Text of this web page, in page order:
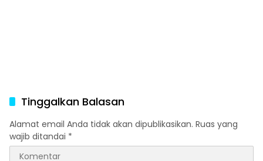
Tinggalkan Balasan
Alamat email Anda tidak akan dipublikasikan. Ruas yang
wajib ditandai *